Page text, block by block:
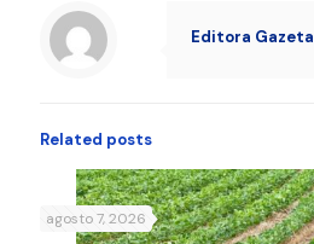
Editora Gazeta
Related posts
agosto 7, 2026